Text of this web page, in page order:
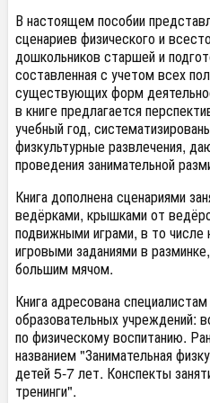
В настоящем пособии
сценариев физического и
дошкольников старшей и
составленная с учетом всех
существующих форм
в книге предлагается
учебный год,
физкультурные развлечения,
проведения занимательной
Книга дополнена сценариями
ведёрками, крышками от
подвижными играми, в то
игровыми заданиями в
большим мячом.
Книга адресована
образовательных учреждений:
по физическому воспитанию.
названием "Занимательная
детей 5-7 лет. Конспекты
тренинги".